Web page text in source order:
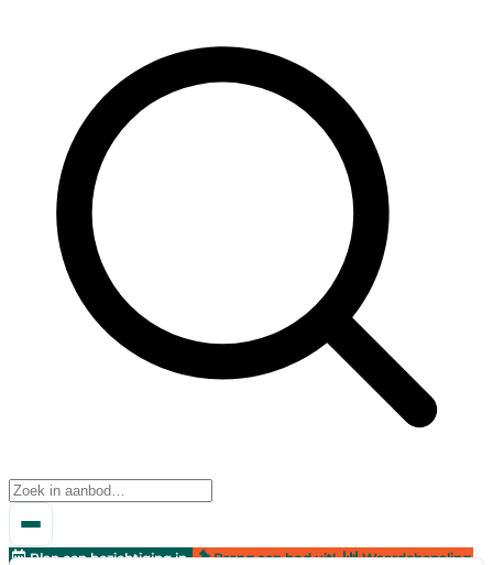
Plan een bezichtiging in Breng een bod uit! Waardebepaling